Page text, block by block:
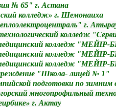
№ 65" г. Астана
колледж» г. Шемонаиха
" г.
колледж
колледж "МЕЙІР-
колледж "МЕЙІР-
колледж "МЕЙІР-
"Школа- лицей № 1"
подготовки по зимним
многопрофильный
г. Актау